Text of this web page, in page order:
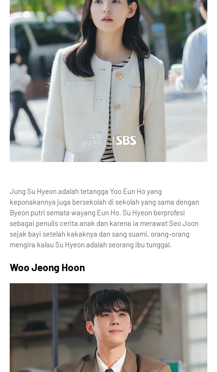
Jung Su Hyeon adalah tetangga Yoo Eun Ho yang
keponakannya juga bersekolah di sekolah yang sama dengan
Byeon putri semata wayang Eun Ho. Su Hyeon berprofesi
sebagai penulis cerita anak dan karena ia merawat Seo Joon
sejak bayi setelah kakaknya dan sang suami, orang-orang
mengira kalau Su Hyeon adalah seorang ibu tunggal.
Woo Jeong Hoon